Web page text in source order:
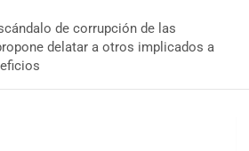
de corrupción de las
delatar a otros implicados a